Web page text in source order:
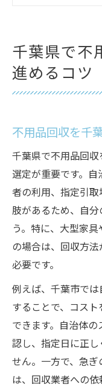
不用品の持ち
千葉で不
比較
する手順
千葉で不
デメリッ
不用品回
項
千葉県の
ぶ方法
手間もコスト
千葉県の
無料で使
活用術
不用品回
ツ
千葉県で不
進めるコツ
不用品回収を千
千葉県で不用品回
選定が重要です。
者の利用、指定引
肢があるため、自
う。特に、大型家
の場合は、回収方
必要です。
例えば、千葉市で
することで、コス
できます。自治体
認し、指定日に正
せん。一方で、急
は、回収業者への依